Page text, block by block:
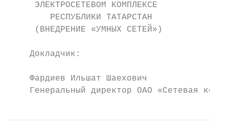
     ЭЛЕКТРОСЕТЕВОМ КОМПЛЕКСЕ
        РЕСПУБЛИКИ ТАТАРСТАН
     (ВНЕДРЕНИЕ «УМНЫХ СЕТЕЙ»)
    Докладчик:
    Фардиев Ильшат Шаехович
Генеральный директор ОАО «Сетевая